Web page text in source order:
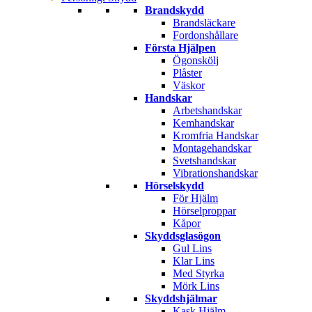
Brandskydd
Brandsläckare
Fordonshållare
Första Hjälpen
Ögonskölj
Plåster
Väskor
Handskar
Arbetshandskar
Kemhandskar
Kromfria Handskar
Montagehandskar
Svetshandskar
Vibrationshandskar
Hörselskydd
För Hjälm
Hörselproppar
Kåpor
Skyddsglasögon
Gul Lins
Klar Lins
Med Styrka
Mörk Lins
Skyddshjälmar